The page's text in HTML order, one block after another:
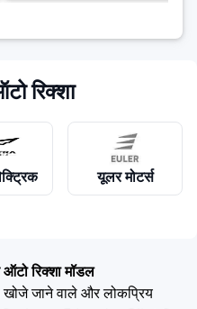
रिक्शा
यूलर मोटर्स
रिक्शा मॉडल
जाने वाले और लोकप्रिय